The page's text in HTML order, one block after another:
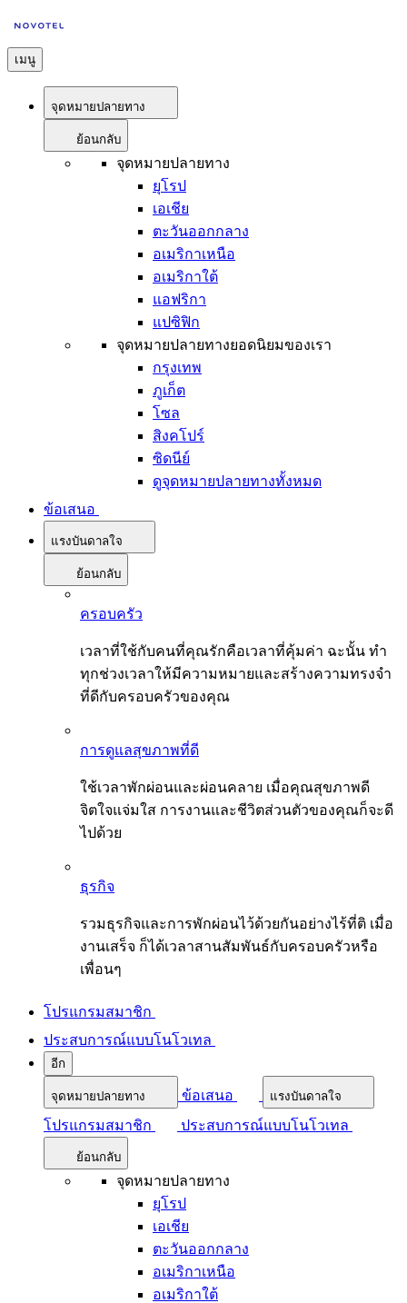
เมนู
จุดหมายปลายทาง
ย้อนกลับ
จุดหมายปลายทาง
ยุโรป
เอเชีย
ตะวันออกกลาง
อเมริกาเหนือ
อเมริกาใต้
แอฟริกา
แปซิฟิก
จุดหมายปลายทางยอดนิยมของเรา
กรุงเทพ
ภูเก็ต
โซล
สิงคโปร์
ซิดนีย์
ดูจุดหมายปลายทางทั้งหมด
ข้อเสนอ
แรงบันดาลใจ
ย้อนกลับ
ครอบครัว
เวลาที่ใช้กับคนที่คุณรักคือเวลาที่คุ้มค่า ฉะนั้น ทำ
ทุกช่วงเวลาให้มีความหมายและสร้างความทรงจำ
ที่ดีกับครอบครัวของคุณ
การดูแลสุขภาพที่ดี
ใช้เวลาพักผ่อนและผ่อนคลาย เมื่อคุณสุขภาพดี
จิตใจแจ่มใส การงานและชีวิตส่วนตัวของคุณก็จะดี
ไปด้วย
ธุรกิจ
รวมธุรกิจและการพักผ่อนไว้ด้วยกันอย่างไร้ที่ติ เมื่อ
งานเสร็จ ก็ได้เวลาสานสัมพันธ์กับครอบครัวหรือ
เพื่อนๆ
โปรแกรมสมาชิก
ประสบการณ์แบบโนโวเทล
อีก
จุดหมายปลายทาง ข้อเสนอ แรงบันดาลใจ
โปรแกรมสมาชิก ประสบการณ์แบบโนโวเทล
ย้อนกลับ
จุดหมายปลายทาง
ยุโรป
เอเชีย
ตะวันออกกลาง
อเมริกาเหนือ
อเมริกาใต้